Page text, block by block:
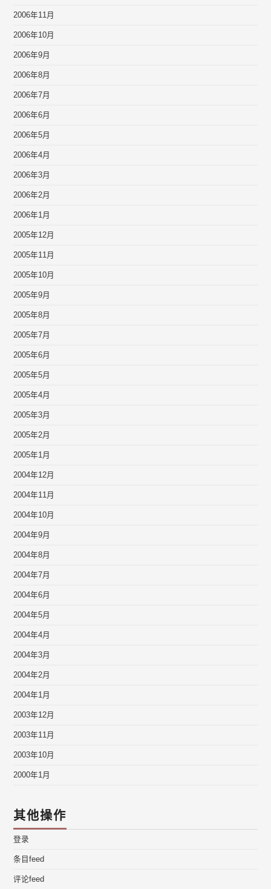
2006年11月
2006年10月
2006年9月
2006年8月
2006年7月
2006年6月
2006年5月
2006年4月
2006年3月
2006年2月
2006年1月
2005年12月
2005年11月
2005年10月
2005年9月
2005年8月
2005年7月
2005年6月
2005年5月
2005年4月
2005年3月
2005年2月
2005年1月
2004年12月
2004年11月
2004年10月
2004年9月
2004年8月
2004年7月
2004年6月
2004年5月
2004年4月
2004年3月
2004年2月
2004年1月
2003年12月
2003年11月
2003年10月
2000年1月
其他操作
登录
条目feed
评论feed